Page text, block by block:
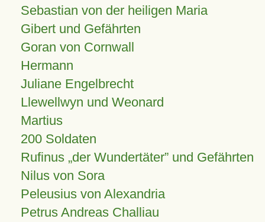
Sebastian von der heiligen Maria
Gibert und Gefährten
Goran von Cornwall
Hermann
Juliane Engelbrecht
Llewellwyn und Weonard
Martius
200 Soldaten
Rufinus „der Wundertäter” und Gefährten
Nilus von Sora
Peleusius von Alexandria
Petrus Andreas Challiau